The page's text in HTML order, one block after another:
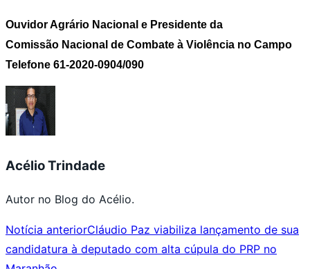
Ouvidor Agrário Nacional e Presidente da
Comissão Nacional de Combate à Violência no Campo
Telefone 61-2020-0904/090
Acélio Trindade
Autor no Blog do Acélio.
Notícia anteriorCláudio Paz viabiliza lançamento de sua
candidatura à deputado com alta cúpula do PRP no